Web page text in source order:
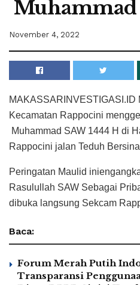
Muhammad
November 4, 2022
MAKASSARINVESTIGASI.ID
Kecamatan Rappocini
Muhammad SAW 1444 H di
Rappocini jalan Teduh
Peringatan Maulid
Rasulullah SAW Sebagai
dibuka langsung Sekcam
Baca:
Forum Merah Putih
Transparansi